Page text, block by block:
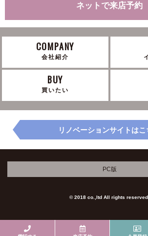
ネットで来店予約
COMPANY
会社紹介
BUY
買いたい
リノベーションサイトはこ
PC版
© 2018 co.,ltd All rights reserved.